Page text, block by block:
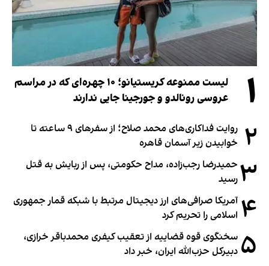
۱
لیست ممنوعه کریستیانو؛ ۱۰ چهره‌ای که در مراسم
عروسی رونالدو و جورجینا جایی ندارند
۲
روایت فداکاری‌های محمد صلاح؛ از سفرهای ۹ ساعته تا
خوابیدن زیر آسمان قاهره
۳ حمیدرضا رجب‌زاده، مداح حکومتی، پس از ربایش به قتل
رسید
۴ آمریکا صرافی‌های ارز دیجیتال مرتبط با شبکه قمار جمهوری
اسلامی را تحریم کرد
۵ سخنگوی قوه قضاییه از تعقیب کیفری محمدباقر خرازی،
دبیر‌کل حزب‌الله ایران، خبر داد